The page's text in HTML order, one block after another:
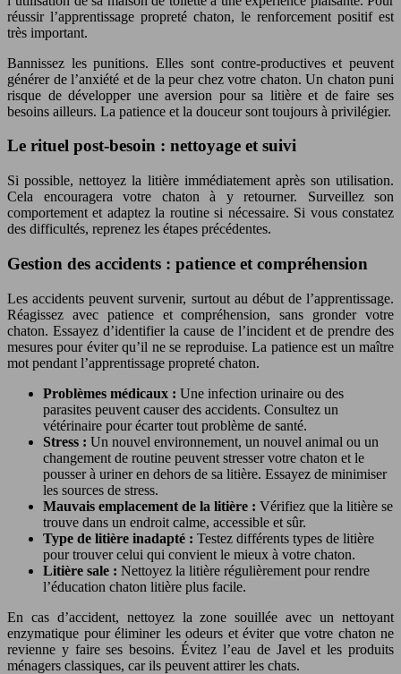
réussir l’apprentissage propreté chaton, le renforcement positif est
très important.
Bannissez les punitions. Elles sont contre-productives et peuvent
générer de l’anxiété et de la peur chez votre chaton. Un chaton puni
risque de développer une aversion pour sa litière et de faire ses
besoins ailleurs. La patience et la douceur sont toujours à privilégier.
Le rituel post-besoin : nettoyage et suivi
Si possible, nettoyez la litière immédiatement après son utilisation.
Cela encouragera votre chaton à y retourner. Surveillez son
comportement et adaptez la routine si nécessaire. Si vous constatez
des difficultés, reprenez les étapes précédentes.
Gestion des accidents : patience et compréhension
Les accidents peuvent survenir, surtout au début de l’apprentissage.
Réagissez avec patience et compréhension, sans gronder votre
chaton. Essayez d’identifier la cause de l’incident et de prendre des
mesures pour éviter qu’il ne se reproduise. La patience est un maître
mot pendant l’apprentissage propreté chaton.
Problèmes médicaux : Une infection urinaire ou des
parasites peuvent causer des accidents. Consultez un
vétérinaire pour écarter tout problème de santé.
Stress : Un nouvel environnement, un nouvel animal ou un
changement de routine peuvent stresser votre chaton et le
pousser à uriner en dehors de sa litière. Essayez de minimiser
les sources de stress.
Mauvais emplacement de la litière : Vérifiez que la litière se
trouve dans un endroit calme, accessible et sûr.
Type de litière inadapté : Testez différents types de litière
pour trouver celui qui convient le mieux à votre chaton.
Litière sale : Nettoyez la litière régulièrement pour rendre
l’éducation chaton litière plus facile.
En cas d’accident, nettoyez la zone souillée avec un nettoyant
enzymatique pour éliminer les odeurs et éviter que votre chaton ne
revienne y faire ses besoins. Évitez l’eau de Javel et les produits
ménagers classiques, car ils peuvent attirer les chats.